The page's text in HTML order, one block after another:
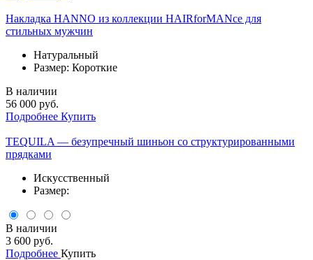
Накладка HANNO из коллекции HAIRforMANce для
стильных мужчин
Натуральный
Размер: Короткие
В наличии
56 000 руб.
Подробнее Купить
TEQUILA — безупречный шиньон со структурированными
прядками
Искусственный
Размер:
В наличии
3 600 руб.
Подробнее Купить